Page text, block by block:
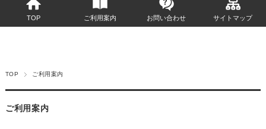
TOP ご利用案内 お問い合わせ サイトマップ
TOP ご利用案内
ご利用案内